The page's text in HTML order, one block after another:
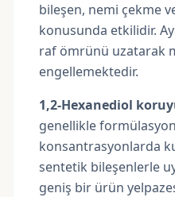
bileşen, nemi çekme
konusunda etkilidir.
raf ömrünü uzatarak
engellemektedir.
1,2-Hexanediol
genellikle
konsantrasyonlarda
sentetik bileşenlerle
geniş bir ürün